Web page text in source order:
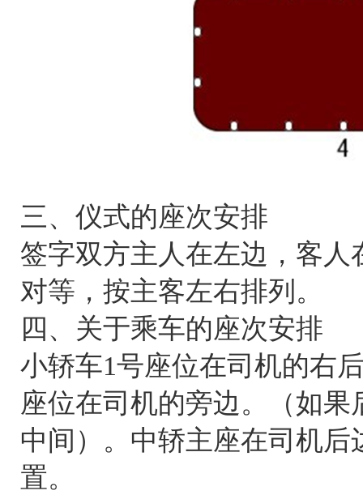
三、仪式的座次安排
签字双方主人在左边，客
对等，按主客左右排列。
四、关于乘车的座次安排
小轿车1号座位在司机的右
座位在司机的旁边。（如
中间）。中轿主座在司机
置。